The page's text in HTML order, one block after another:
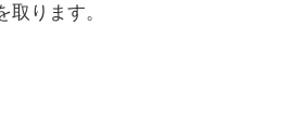
取ります。